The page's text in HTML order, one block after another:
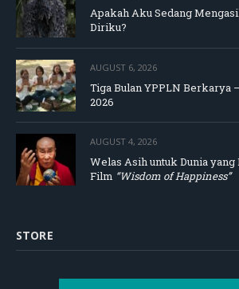
Apakah Aku Sedang
Diriku?
AUGUST 6, 2026
Tiga Bulan YPPLN Berkarya
2026
AUGUST 4, 2026
Welas Asih untuk Dunia yang
Film “Wisdom of Happiness”
STORE